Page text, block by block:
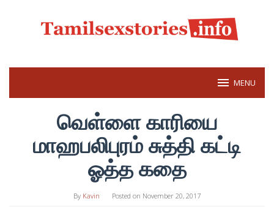
MENU
வெள்ளை காரியை
மாஹபலிபுரம் சுத்தி கட்டி
ஓத்த கதை
By Kavin Posted on November 20, 2017